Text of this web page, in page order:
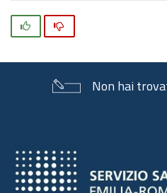
Non hai